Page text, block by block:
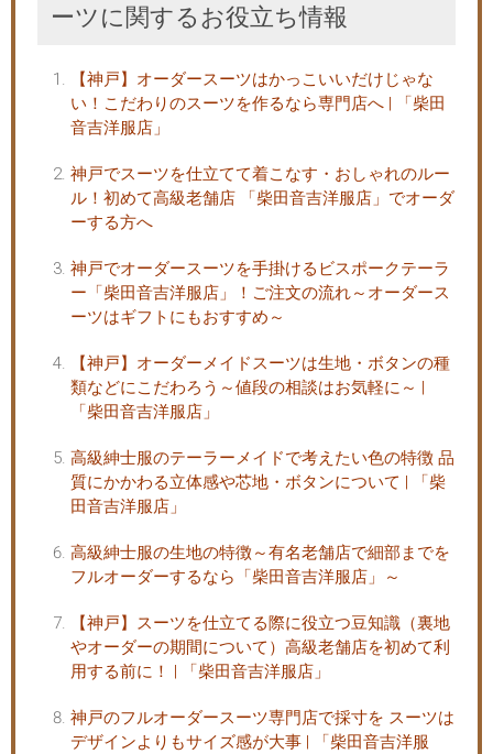
ーツに関するお役立ち情報
【神戸】オーダースーツはかっこいいだけじゃな
い！こだわりのスーツを作るなら専門店へ | 「柴田
音吉洋服店」
神戸でスーツを仕立てて着こなす・おしゃれのルー
ル！初めて高級老舗店 「柴田音吉洋服店」でオーダ
ーする方へ
神戸でオーダースーツを手掛けるビスポークテーラ
ー「柴田音吉洋服店」！ご注文の流れ～オーダース
ーツはギフトにもおすすめ～
【神戸】オーダーメイドスーツは生地・ボタンの種
類などにこだわろう～値段の相談はお気軽に～ |
「柴田音吉洋服店」
高級紳士服のテーラーメイドで考えたい色の特徴 品
質にかかわる立体感や芯地・ボタンについて | 「柴
田音吉洋服店」
高級紳士服の生地の特徴～有名老舗店で細部までを
フルオーダーするなら「柴田音吉洋服店」～
【神戸】スーツを仕立てる際に役立つ豆知識（裏地
やオーダーの期間について）高級老舗店を初めて利
用する前に！ | 「柴田音吉洋服店」
神戸のフルオーダースーツ専門店で採寸を スーツは
デザインよりもサイズ感が大事 | 「柴田音吉洋服